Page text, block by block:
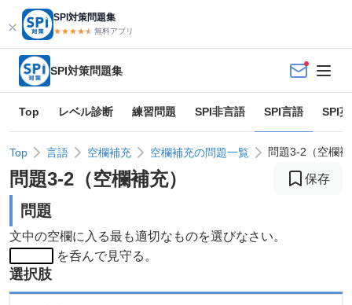
SPI対策問題集
★★★★★
★ 無料アプリ
SPI対策問題集
Top レベル診断 練習問題 SPI非言語 SPI言語 SPI
Top 言語 空欄補充 空欄補充の問題一覧 問題3-2（空欄
問題3-2 （空欄補充） 保存
問題
文中の空欄に入る最も適切なものを選びなさい。
を呑んで見守る。
選択肢